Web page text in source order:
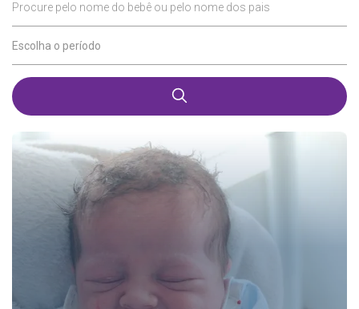
Procure pelo nome do bebê ou pelo nome dos pais
Escolha o período